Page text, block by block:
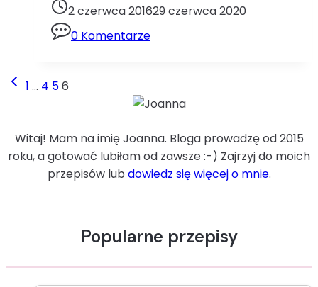
tuńczykiem.jajka
szczypiorek
2 czerwca 201629 czerwca 2020
0 Komentarze
Nawigacja
Poprzednia
1 … 4 56
Witaj! Mam na imię Joanna. Bloga prowadzę od 2015
roku, a gotować lubiłam od zawsze :-) Zajrzyj do moich
przepisów lub dowiedz się więcej o mnie.
Popularne przepisy